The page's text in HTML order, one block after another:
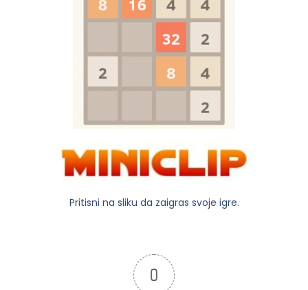
Pritisni na sliku da zaigras svoje igre.
0